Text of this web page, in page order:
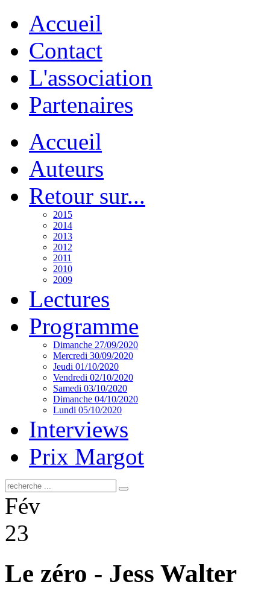
Accueil
Contact
L'association
Partenaires
Accueil
Auteurs
Retour sur...
2015
2014
2013
2012
2011
2010
2009
Lectures
Programme
Dimanche 27/09/2020
Mercredi 30/09/2020
Jeudi 01/10/2020
Vendredi 02/10/2020
Samedi 03/10/2020
Dimanche 04/10/2020
Lundi 05/10/2020
Interviews
Prix Margot
Fév
23
Le zéro - Jess Walter